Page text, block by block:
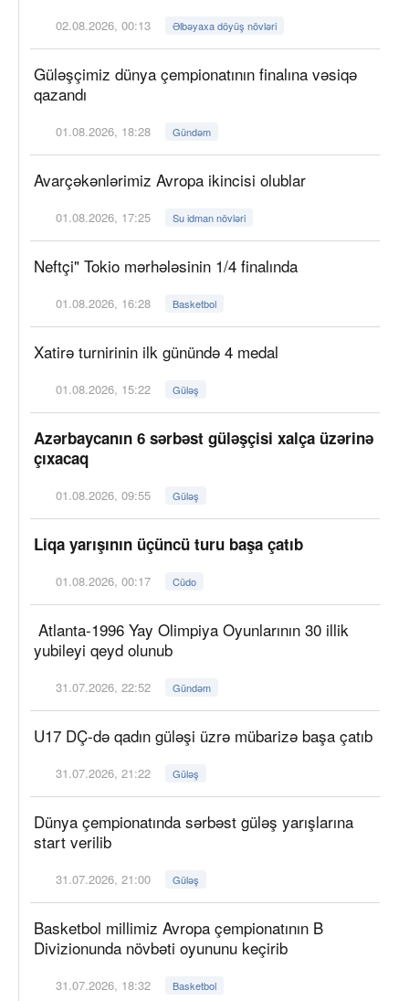
02.08.2026, 00:13 Əlbəyaxa döyüş növləri
Güləşçimiz dünya çempionatının finalına vəsiqə
qazandı
01.08.2026, 18:28 Gündəm
Avarçəkənlərimiz Avropa ikincisi olublar
01.08.2026, 17:25 Su idman növləri
Neftçi" Tokio mərhələsinin 1/4 finalında
01.08.2026, 16:28 Basketbol
Xatirə turnirinin ilk günündə 4 medal
01.08.2026, 15:22 Güləş
Azərbaycanın 6 sərbəst güləşçisi xalça üzərinə
çıxacaq
01.08.2026, 09:55 Güləş
Liqa yarışının üçüncü turu başa çatıb
01.08.2026, 00:17 Cüdo
Atlanta-1996 Yay Olimpiya Oyunlarının 30 illik
yubileyi qeyd olunub
31.07.2026, 22:52 Gündəm
U17 DÇ-də qadın güləşi üzrə mübarizə başa çatıb
31.07.2026, 21:22 Güləş
Dünya çempionatında sərbəst güləş yarışlarına
start verilib
31.07.2026, 21:00 Güləş
Basketbol millimiz Avropa çempionatının B
Divizionunda növbəti oyununu keçirib
31.07.2026, 18:32 Basketbol